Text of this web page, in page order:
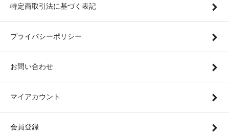
特定商取引法に基づく表記
プライバシーポリシー
お問い合わせ
マイアカウント
会員登録